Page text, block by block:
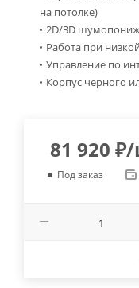
на потолке)
2D/3D
Работа при
Управление по
Корпус черного
81 920 ₽/
Под заказ